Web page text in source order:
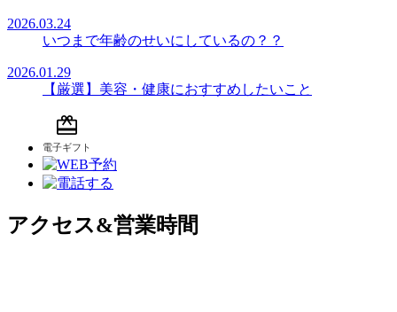
2026.03.24
いつまで年齢のせいにしているの？？
2026.01.29
【厳選】美容・健康におすすめしたいこと
アクセス&営業時間